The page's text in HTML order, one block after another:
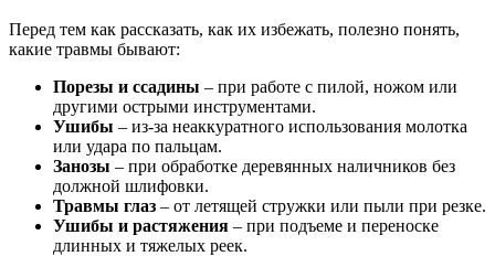
Перед тем как рассказать, как их избежать, полезно понять,
какие травмы бывают:
Порезы и ссадины – при работе с пилой, ножом или
другими острыми инструментами.
Ушибы – из-за неаккуратного использования молотка
или удара по пальцам.
Занозы – при обработке деревянных наличников без
должной шлифовки.
Травмы глаз – от летящей стружки или пыли при резке.
Ушибы и растяжения – при подъеме и переноске
длинных и тяжелых реек.